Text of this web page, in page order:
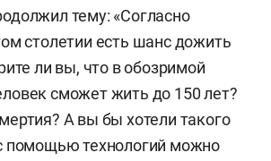
тему: «Согласно
столетии есть шанс дожить
ли вы, что в обозримой
сможет жить до 150 лет?
А вы бы хотели такого
помощью технологий можно